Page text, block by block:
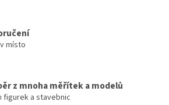
místo
z mnoha měřítek a modelů
figurek a stavebnic